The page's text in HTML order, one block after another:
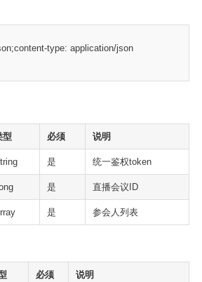
type: application/json
型 必须 说明
是 统一鉴权token
是 直播会议ID
是 参会人列表
必须 说明